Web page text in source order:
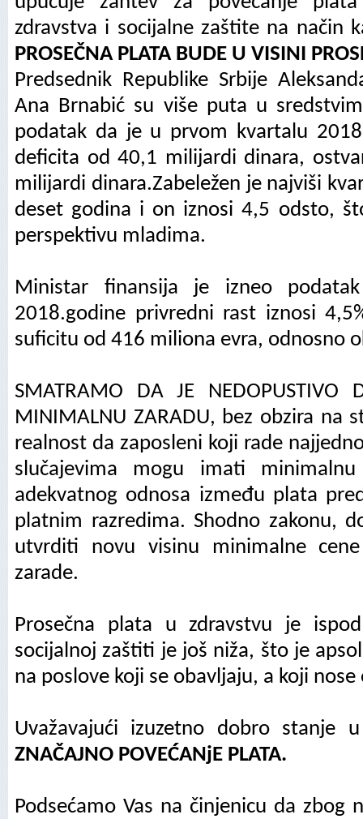
zdravstva i socijalne zaštite na način
PROSEČNA PLATA BUDE U VISINI
Predsednik Republike Srbije
Ana Brnabić su više puta u
podatak da je u prvom kvartalu
deficita od 40,1 milijardi dinara,
milijardi dinara.Zabeležen je najviši
deset godina i on iznosi 4,5 odsto,
perspektivu mladima.
Ministar finansija je izneo
2018.godine privredni rast iznosi
suficitu od 416 miliona evra, odnosno
SMATRAMO DA JE NEDOPUSTIVO
MINIMALNU ZARADU, bez obzira na
realnost da zaposleni koji rade
slučajevima mogu imati minimalnu
adekvatnog odnosa između plata
platnim razredima. Shodno zakonu,
utvrditi novu visinu minimalne
zarade.
Prosečna plata u zdravstvu je
socijalnoj zaštiti je još niža, što je
na poslove koji se obavlјaju, a koji
Uvažavajući izuzetno dobro stanje
ZNAČAJNO POVEĆANјE PLATA.
Podsećamo Vas na činjenicu da zbog